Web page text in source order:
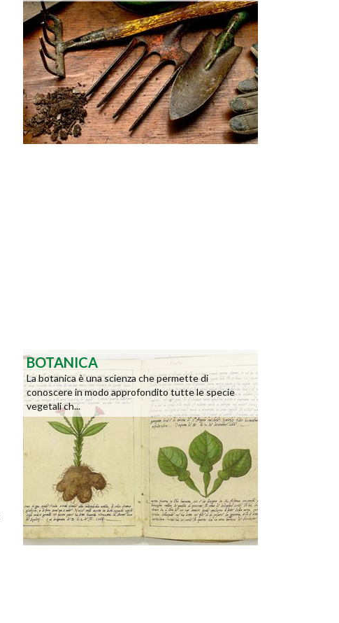
BOTANICA
La botanica è una scienza che permette di
conoscere in modo approfondito tutte le specie
vegetali ch...